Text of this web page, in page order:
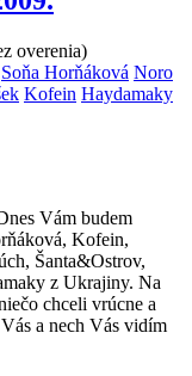
overenia)
Soňa Horňáková Noro
Kofein Haydamaky
Vám budem
Kofein,
Šanta&Ostrov,
z Ukrajiny. Na
chceli vrúcne a
a nech Vás vidím